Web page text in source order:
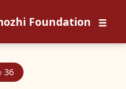
Foundation ☰
36